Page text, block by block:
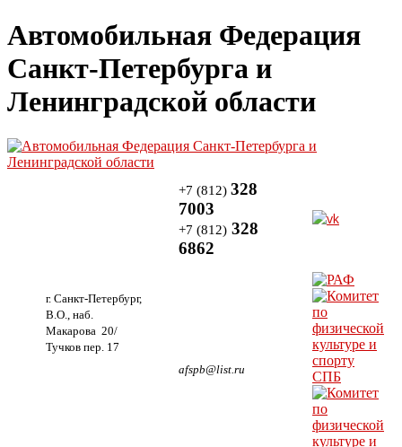
Автомобильная Федерация
Санкт-Петербурга и
Ленинградской области
г. Санкт-Петербург,
В.О., наб.
Макарова 20/
Тучков пер. 17
+7 (812) 328
7003
+7 (812) 328
6862
afspb@list.ru